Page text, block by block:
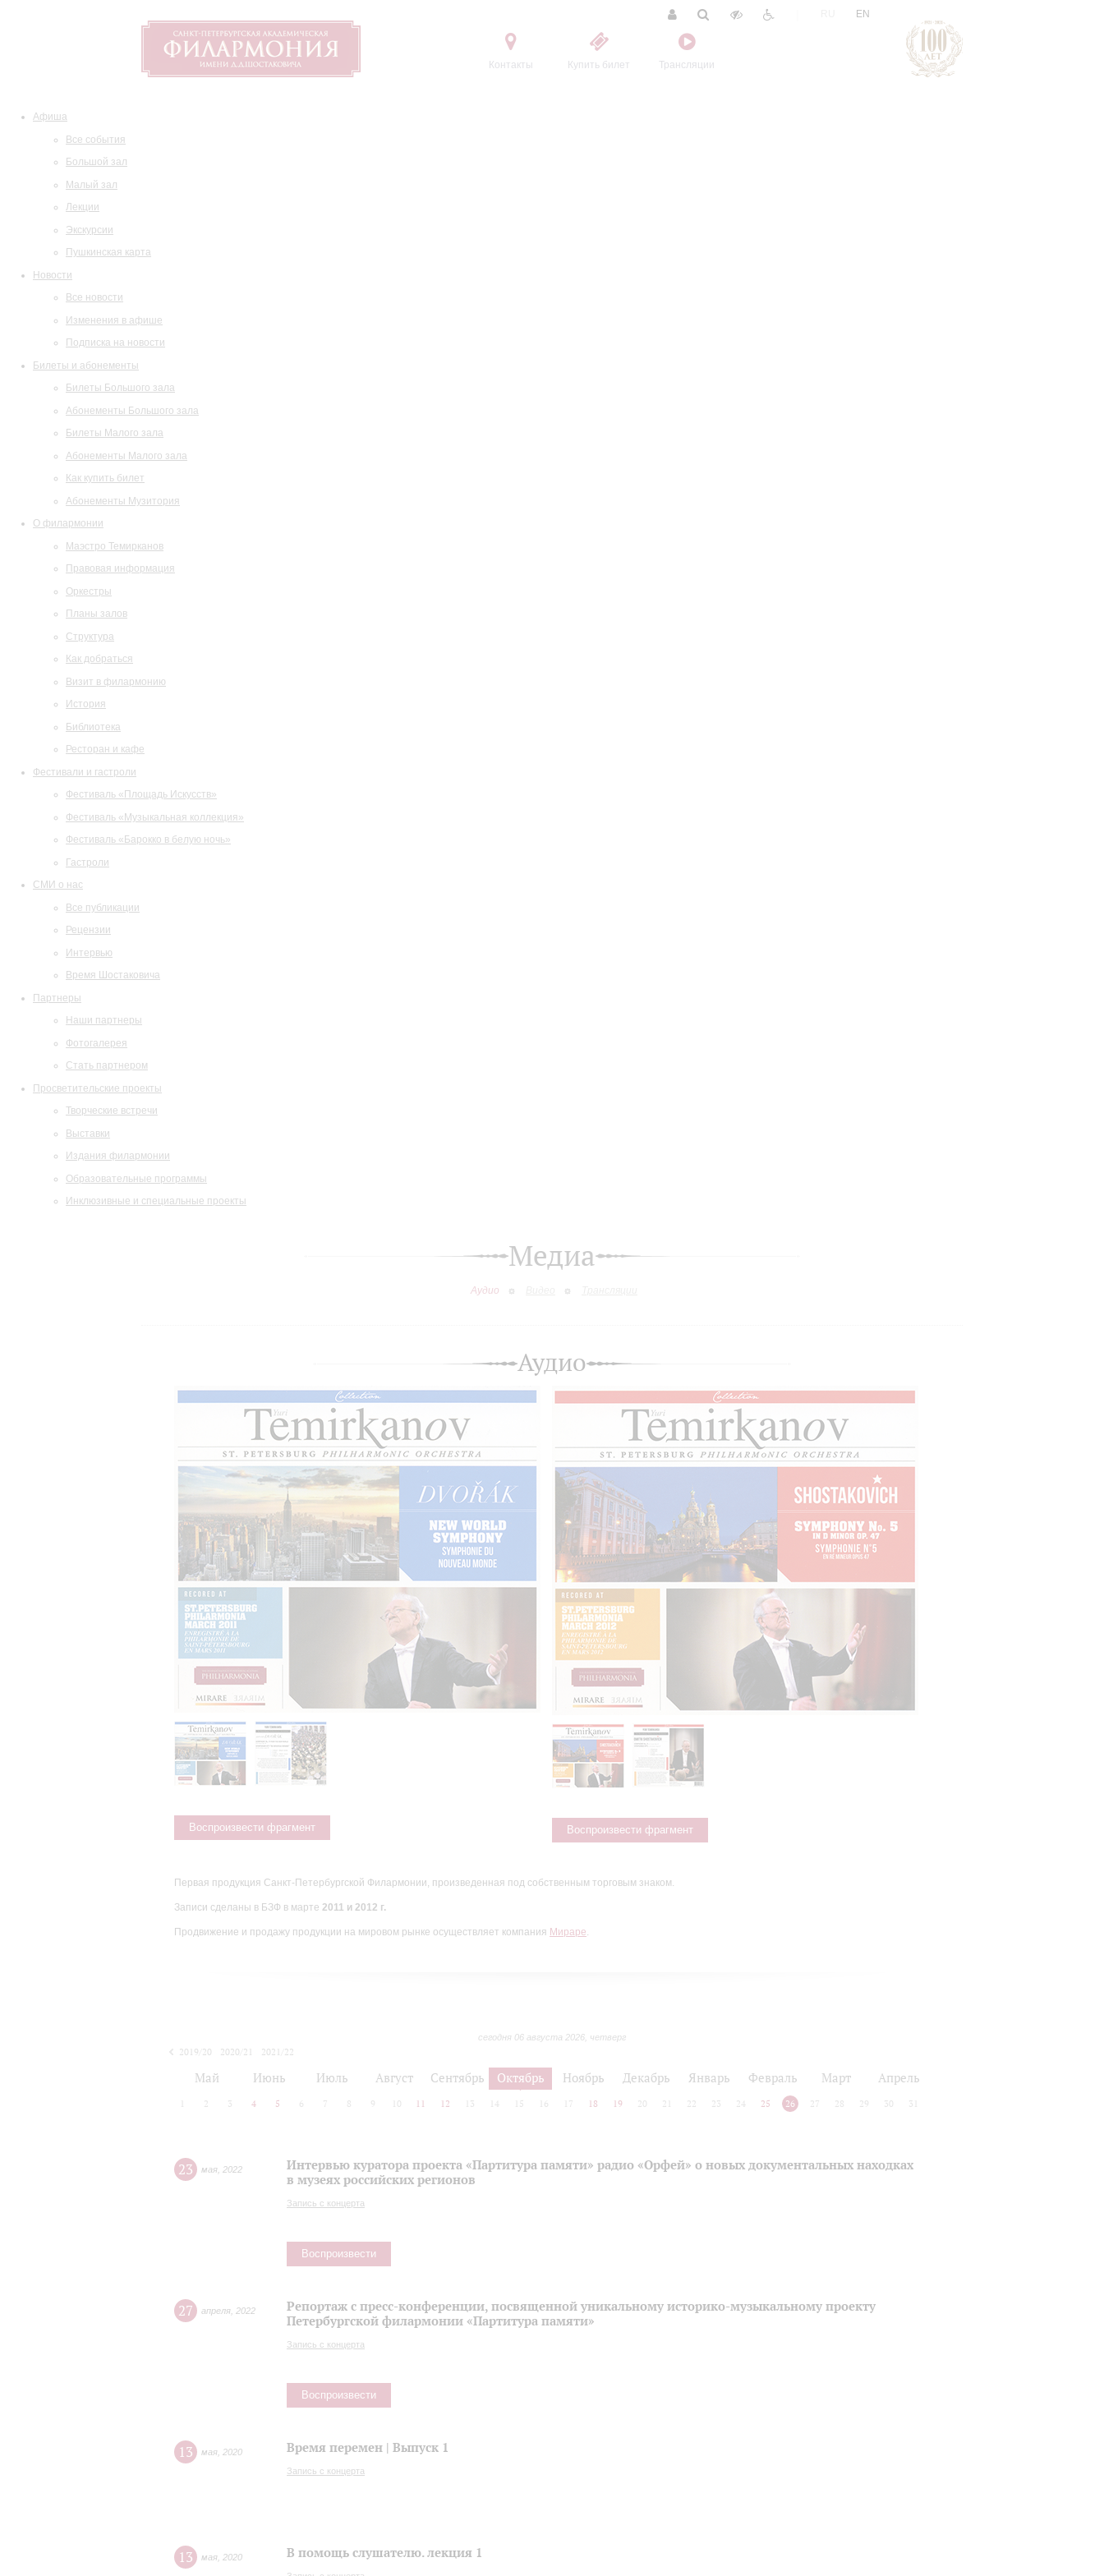
Контакты Купить билет Трансляции
EN
Афиша
Все события
Большой зал
Малый зал
Лекции
Экскурсии
Пушкинская карта
Новости
Все новости
Изменения в афише
Подписка на новости
Билеты и абонементы
Билеты Большого зала
Абонементы Большого зала
Билеты Малого зала
Абонементы Малого зала
Как купить билет
Абонементы Музитория
О филармонии
Маэстро Темирканов
Правовая информация
Оркестры
Планы залов
Структура
Как добраться
Визит в филармонию
История
Библиотека
Ресторан и кафе
Фестивали и гастроли
Фестиваль «Площадь Искусств»
Фестиваль «Музыкальная коллекция»
Фестиваль «Барокко в белую ночь»
Гастроли
СМИ о нас
Все публикации
Рецензии
Интервью
Время Шостаковича
Партнеры
Наши партнеры
Фотогалерея
Стать партнером
Просветительские проекты
Творческие встречи
Выставки
Издания филармонии
Образовательные программы
Инклюзивные и специальные проекты
Медиа
Аудио
Аудио
Воспроизвести фрагмент Воспроизвести фрагмент
Первая продукция Санкт-Петербургской Филармонии, произведенная под собственным торговым знаком.
Записи сделаны в БЗФ в марте 2011 и 2012 г.
Продвижение и продажу продукции на мировом рынке осуществляет компания Мираре.
сегодня 06 августа 2026, четверг
2019/20 2020/21 2021/22
Май Июнь Июль Август Сентябрь Октябрь Ноябрь Декабрь Январь Февраль Март Апрель
2 3 4 5 6 7 8 9 10 11 12 13 14 15 16 17 18 19 20 21 22 23 24 25 26 27 28 29 30 31
23 мая 2022
Интервью куратора проекта «Партитура памяти» радио «Орфей» о новых документальных находках
в музеях российских регионов
Запись с концерта
Воспроизвести
27 апреля 2022
Репортаж с пресс-конференции, посвященной уникальному историко-музыкальному проекту
Петербургской филармонии «Партитура памяти»
Запись с концерта
Воспроизвести
13 мая 2020 Время перемен | Выпуск 1
Запись с концерта
13 мая 2020 В помощь слушателю. лекция 1